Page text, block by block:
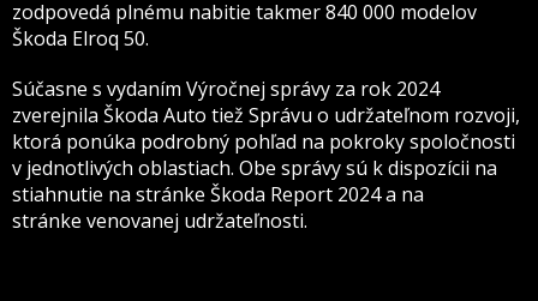
zodpovedá plnému nabitie takmer 840 000 modelov
Škoda Elroq 50.
Súčasne s vydaním Výročnej správy za rok 2024
zverejnila Škoda Auto tiež Správu o udržateľnom rozvoji,
ktorá ponúka podrobný pohľad na pokroky spoločnosti
v jednotlivých oblastiach. Obe správy sú k dispozícii na
stiahnutie na stránke Škoda Report 2024a na
stránke venovanej udržateľnosti.